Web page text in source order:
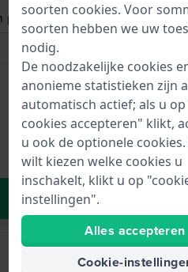
Lees meer:
In Winkelwagen
soorten cookies. Voor
soorten hebben we uw
nodig.
De noodzakelijke cookies
anonieme statistieken zijn
automatisch actief; als u op
cookies accepteren" klikt,
u ook de optionele cookies.
wilt kiezen welke cookies u
inschakelt, klikt u op
instellingen".
Alles accepteren
Cookie-